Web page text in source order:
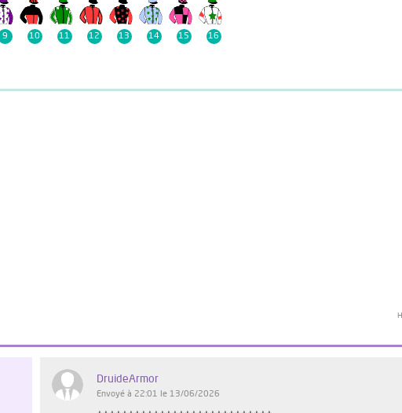
9 10 11 12 13 14 15 16
DruideArmor
Envoyé à 22:01 le 13/06/2026